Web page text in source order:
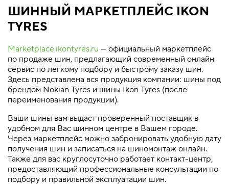
ШИННЫЙ МАРКЕТПЛЕЙС IKON
TYRES
Marketplace.ikontyres.ru — официальный маркетплейс
по продаже шин, предлагающий современный онлайн
сервис по легкому подбору и быстрому заказу шин.
Здесь представлена вся продукция компании: шины под
брендом Nokian Tyres и шины Ikon Tyres (после
переименования продукции).
Ваши шины вам выдаст проверенный поставщик в
удобном для Вас шинном центре в Вашем городе.
Через маркетплейс можно забронировать удобную дату
получения шин и записаться на шиномонтаж онлайн.
Также для вас круглосуточно работает контакт-центр,
предоставляющий профессиональные консультации по
подбору и правильной эксплуатации шин.